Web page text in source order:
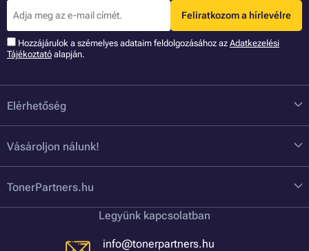
Feliratkozom a hírlevélre
Hozzájárulok a szémelyes adataim feldolgozásához az Adatkezelési
Tájékoztató alapján.
Elérhetőség
Vásároljon nálunk!
TonerPartners.hu
Legyünk kapcsolatban
info@tonerpartners.hu